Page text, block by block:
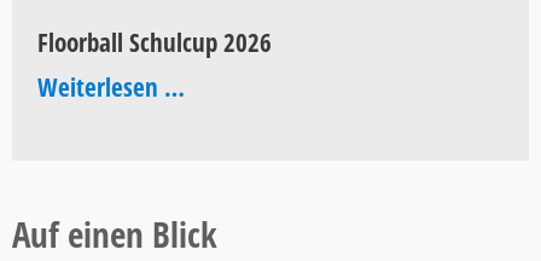
Pop
2026
Floorball Schulcup 2026
Weiterlesen …Floorball
Auf einen Blick